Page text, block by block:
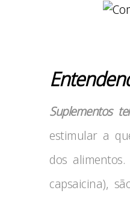
Suplementos
estimular a
dos
capsaicina),